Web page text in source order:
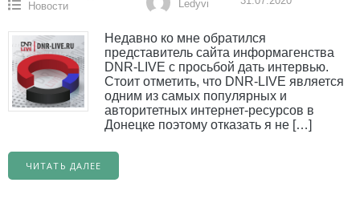
Новости
Ledyvi
Недавно ко мне обратился
представитель сайта информагенства
DNR-LIVE с просьбой дать интервью.
Стоит отметить, что DNR-LIVE является
одним из самых популярных и
авторитетных интернет-ресурсов в
Донецке поэтому отказать я не […]
ЧИТАТЬ ДАЛЕЕ